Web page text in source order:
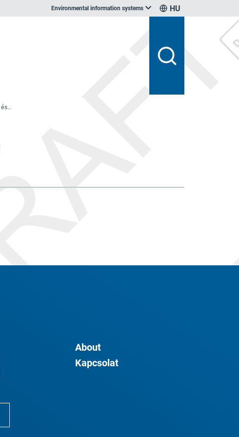
Environmental information systems HU
Környezetbarát infrastruktúra a kis- és középvállalkozások számára
About
Kapcsolat